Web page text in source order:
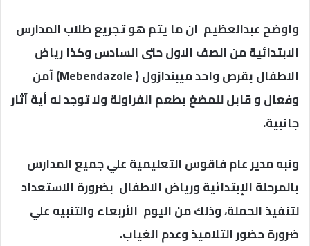
واوضح عبدالعظيم ان ما يتم هو تجريع طلاب المدارس
الابتدائية من الصف الاول حتى السادس وكذا رياض
الاطفال بقرص واحد ميبندازول ( Mebendazole) آمن
وفعال و قابل للمضغ بطعم الفراولة ولا توجد له أية آثار
جانبية.
ونبه مدير عام فاقوس التعليمية علي جميع المدارس
بالمرحلة الإبتدائية ورياض الاطفال بضرورة الاستعداد
لتنفيذ الحملة، وذلك من اليوم الأربعاء والتنبيه علي
ضرورة حضور التلاميذ وعدم الغياب.